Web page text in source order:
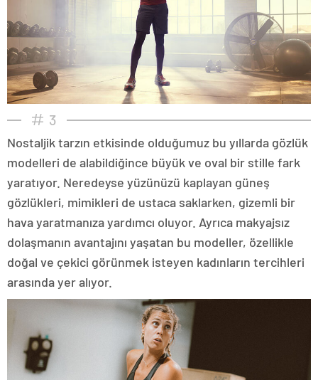
3
Nostaljik tarzın etkisinde olduğumuz bu yıllarda gözlük
modelleri de alabildiğince büyük ve oval bir stille fark
yaratıyor. Neredeyse yüzünüzü kaplayan güneş
gözlükleri, mimikleri de ustaca saklarken, gizemli bir
hava yaratmanıza yardımcı oluyor. Ayrıca makyajsız
dolaşmanın avantajını yaşatan bu modeller, özellikle
doğal ve çekici görünmek isteyen kadınların tercihleri
arasında yer alıyor.